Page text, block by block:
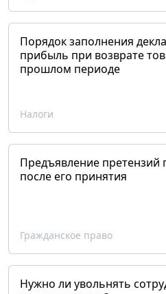
Порядок заполнения
прибыль при возврате
прошлом периоде
Налоги
Предъявление претензий
после его принятия
Гражданское право
Нужно ли увольнять